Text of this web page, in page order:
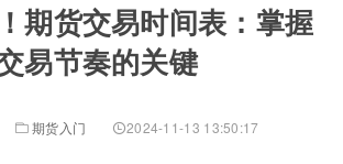
期货交易时间表：掌握
易节奏的关键
期货入门 2024-11-13 13:50:17